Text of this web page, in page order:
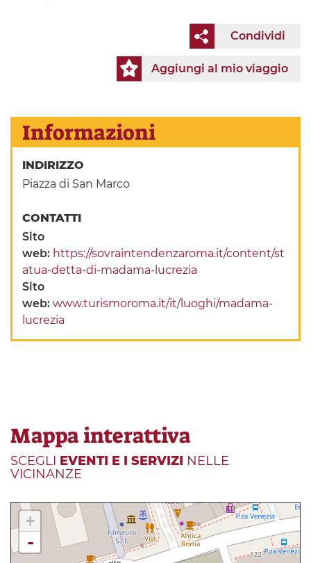
Condividi
Aggiungi al mio viaggio
Informazioni
INDIRIZZO
Piazza di San Marco
CONTATTI
Sito
web: https://sovraintendenzaroma.it/content/st
atua-detta-di-madama-lucrezia
Sito
web:www.turismoroma.it/it/luoghi/madama-
lucrezia
Mappa interattiva
SCEGLI EVENTI E I SERVIZI NELLE
VICINANZE
+
-